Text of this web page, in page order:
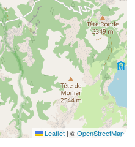
Leaflet | ©OpenStreetMap